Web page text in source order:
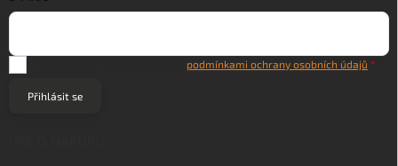
podmínkami ochrany osobních údajů
Přihlásit se